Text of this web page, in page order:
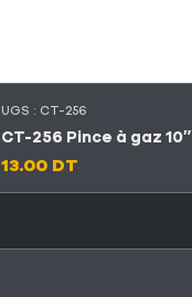
UGS : CT-256
CT-256 Pince à gaz 10″
13.00 DT